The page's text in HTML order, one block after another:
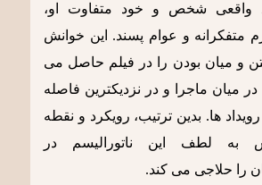
واقعی شخص و خود متفاوت او،
متفکرانه و عوام پسند. این خوانش
و میان بودن را در فیلم حاصل می
میان ماجرا و در نزدیکترین فاصله
ها. بدین ترتیب، رویکرد و نقطه
به لطف این ناتورالیسم در
را حلاجی می کند.